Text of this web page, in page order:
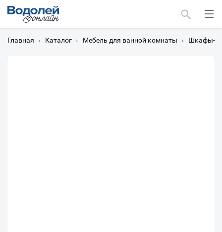
Главная › Каталог › Мебель для ванной комнаты › Шкафы-